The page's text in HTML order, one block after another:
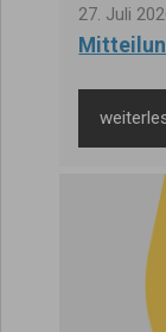
27. Juli